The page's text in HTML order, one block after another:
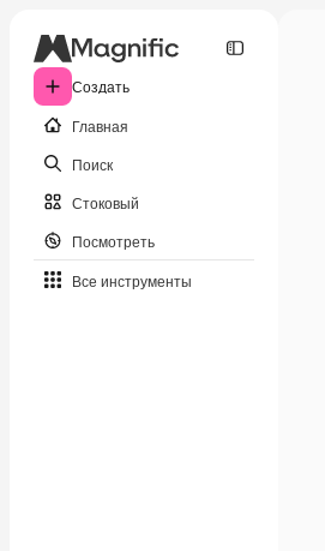
Создать
Главная
Поиск
Стоковый
Посмотреть
Все инструменты